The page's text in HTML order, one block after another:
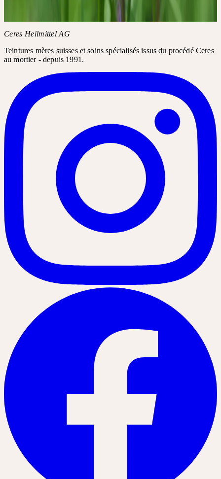
CGV de l'Académie
FAQ de
Ceres Heilmittel AG
Teintures mères suisses et soins spécialisés issus du procédé Ceres
au mortier - depuis 1991.